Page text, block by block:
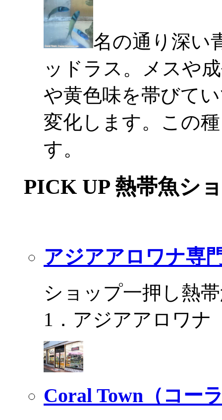
名の通り深い
ッドラス。メスや
や黄色味を帯びて
変化します。この
す。
PICK UP 熱帯魚シ
アジアアロワナ専
ショップ一押し熱
1．アジアアロワ
Coral Town（コー